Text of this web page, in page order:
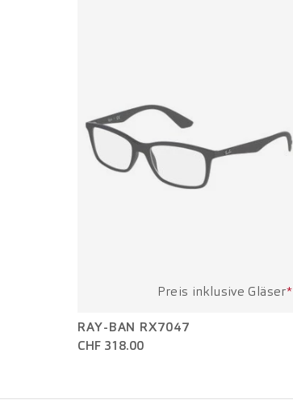
Preis inklusive Gläser*
RAY-BAN RX7047
CHF 318.00